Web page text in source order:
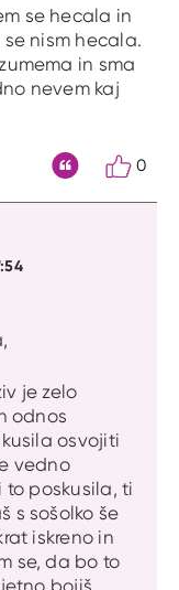
se hecala in
nism hecala.
in sma
nevem kaj
0
je zelo
odnos
osvojiti
vedno
to poskusila, ti
s sošolko še
iskreno in
se, da bo to